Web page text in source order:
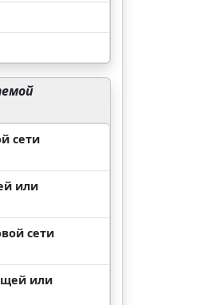
сети
или
сети
или